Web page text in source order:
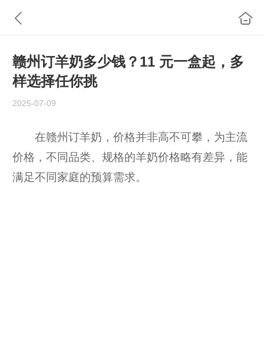
赣州订羊奶多少钱？11 元一盒起，多
样选择任你挑
2025-07-09
在赣州订羊奶，价格并非高不可攀，为主流
价格，不同品类、规格的羊奶价格略有差异，能
满足不同家庭的预算需求。